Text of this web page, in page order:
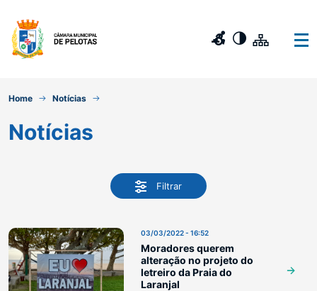
Home Notícias
Notícias
Filtrar
03/03/2022 - 16:52
Moradores querem
alteração no projeto do
letreiro da Praia do
Laranjal